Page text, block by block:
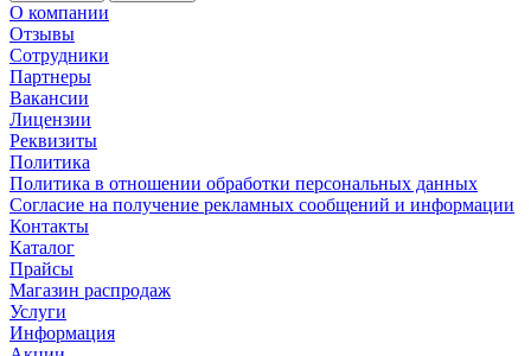
О компании
Отзывы
Сотрудники
Партнеры
Вакансии
Лицензии
Реквизиты
Политика
Политика в отношении обработки персональных данных
Согласие на получение рекламных сообщений и информации
Контакты
Каталог
Прайсы
Магазин распродаж
Услуги
Информация